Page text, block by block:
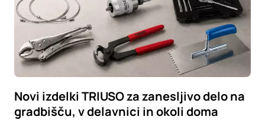
Novi izdelki TRIUSO za zanesljivo delo na
gradbišču, v delavnici in okoli doma